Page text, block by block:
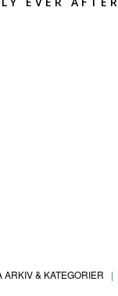
ARKIV & KATEGORIER |